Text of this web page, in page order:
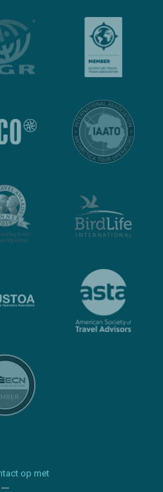
op met